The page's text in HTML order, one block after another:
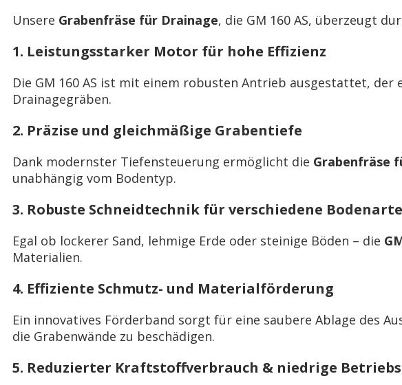
Unsere Grabenfräse für Drainage, die GM 160 AS, überzeugt
1. Leistungsstarker Motor für hohe Effizienz
Die GM 160 AS ist mit einem robusten Antrieb ausgestattet,
Drainagegräben.
2. Präzise und gleichmäßige Grabentiefe
Dank modernster Tiefensteuerung ermöglicht die Grabenfräse
unabhängig vom Bodentyp.
3. Robuste Schneidtechnik für verschiedene
Egal ob lockerer Sand, lehmige Erde oder steinige Böden – die
Materialien.
4. Effiziente Schmutz- und Materialförderung
Ein innovatives Förderband sorgt für eine saubere Ablage des
die Grabenwände zu beschädigen.
5. Reduzierter Kraftstoffverbrauch & niedrige